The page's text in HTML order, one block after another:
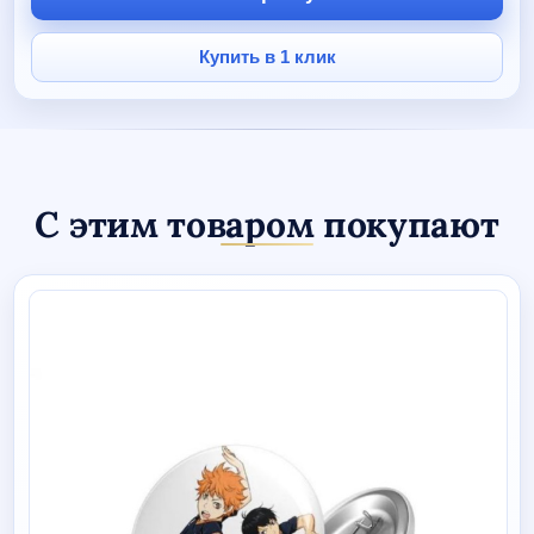
следа
"Плавание"
1
пара
Купить в 1 клик
С этим товаром покупают